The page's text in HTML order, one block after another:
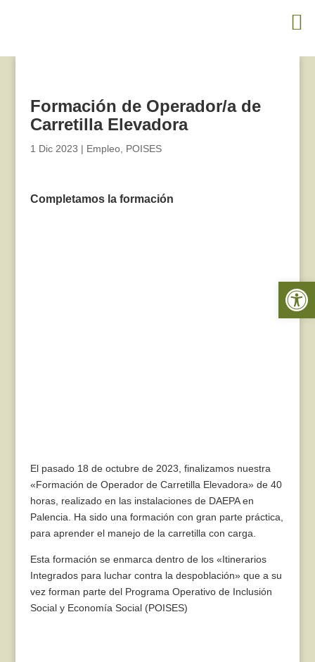
Formación de Operador/a de
Carretilla Elevadora
1 Dic 2023 | Empleo, POISES
Completamos la formación
El pasado 18 de octubre de 2023, finalizamos nuestra
«Formación de Operador de Carretilla Elevadora» de 40
horas, realizado en las instalaciones de DAEPA en
Palencia. Ha sido una formación con gran parte práctica,
para aprender el manejo de la carretilla con carga.
Esta formación se enmarca dentro de los «Itinerarios
Integrados para luchar contra la despoblación» que a su
vez forman parte del Programa Operativo de Inclusión
Social y Economía Social (POISES)
Abrir